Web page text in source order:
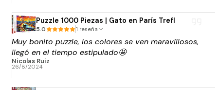
Puzzle 1000 Piezas | Gato en París Trefl
5.0 1 reseña
Muy bonito puzzle, los colores se ven maravillosos,
llegó en el tiempo estipulado🤩
Nicolas Ruiz
26/8/2024